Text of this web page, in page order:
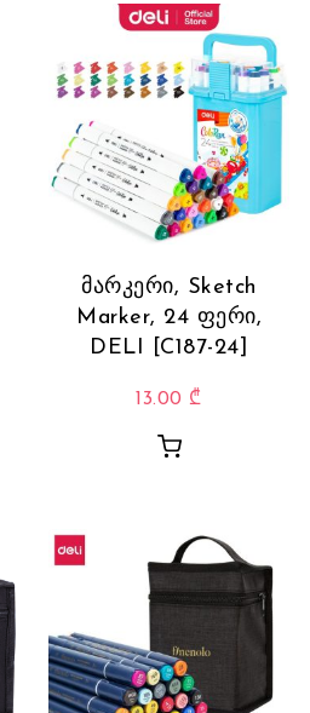
მარკერი, Sketch
Marker, 24 ფერი,
DELI [C187-24]
13.00 ₾